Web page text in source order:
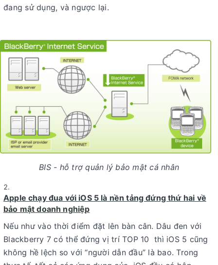
đang sử dụng, và ngược lại.
BIS - hỗ trợ quản lý bảo mật cá nhân
Apple chạy đua với iOS 5 là nền tảng đứng thứ hai về
bảo mật doanh nghiệp
Nếu như vào thời điểm đặt lên bàn cân. Dâu đen với
Blackberry 7 có thể đứng vị trí TOP 10 thì iOS 5 cũng
không hề lệch so với “người dẫn đầu” là bao. Trong